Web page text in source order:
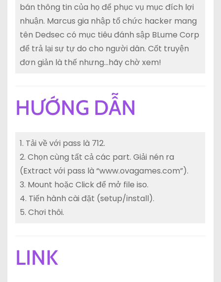
bán thông tin của họ để phục vụ mục đích lợi
nhuận. Marcus gia nhập tổ chức hacker mang
tên Dedsec có mục tiêu đánh sập BLume Corp
để trả lại sự tự do cho người dân. Cốt truyện
đơn giản là thế nhưng…hãy chờ xem!
HƯỚNG DẪN
1. Tải về với pass là 712.
2. Chọn cùng tất cả các part. Giải nén ra
(Extract với pass là “www.ovagames.com”).
3. Mount hoặc Click để mở file iso.
4. Tiến hành cài đặt (setup/install).
5. Chơi thôi.
LINK